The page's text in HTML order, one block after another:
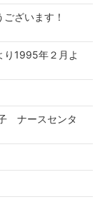
ございます！
1995年２月よ
ナースセンタ